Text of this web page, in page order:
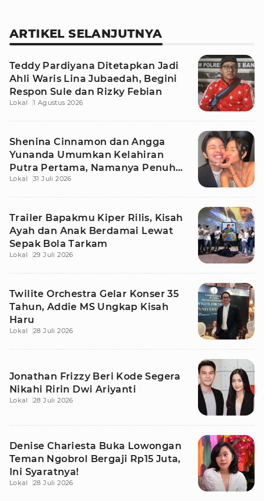
ARTIKEL SELANJUTNYA
Teddy Pardiyana Ditetapkan Jadi
Ahli Waris Lina Jubaedah, Begini
Respon Sule dan Rizky Febian
Lokal 1 Agustus 2026
Shenina Cinnamon dan Angga
Yunanda Umumkan Kelahiran
Putra Pertama, Namanya Penuh
Makna
Lokal 31 Juli 2026
Trailer Bapakmu Kiper Rilis, Kisah
Ayah dan Anak Berdamai Lewat
Sepak Bola Tarkam
Lokal 29 Juli 2026
Twilite Orchestra Gelar Konser 35
Tahun, Addie MS Ungkap Kisah
Haru
Lokal 28 Juli 2026
Jonathan Frizzy Beri Kode Segera
Nikahi Ririn Dwi Ariyanti
Lokal 28 Juli 2026
Denise Chariesta Buka Lowongan
Teman Ngobrol Bergaji Rp15 Juta,
Ini Syaratnya!
Lokal 28 Juli 2026